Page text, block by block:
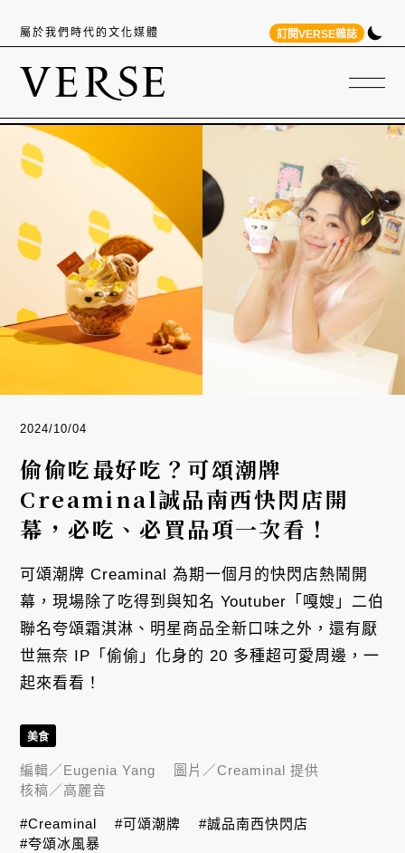
屬於我們時代的文化媒體 訂閱VERSE雜誌
2024/10/04
偷偷吃最好吃？可頌潮牌
Creaminal誠品南西快閃店開
幕，必吃、必買品項一次看！
可頌潮牌 Creaminal 為期一個月的快閃店熱鬧開
幕，現場除了吃得到與知名 Youtuber「嘎嫂」二伯
聯名夸頌霜淇淋、明星商品全新口味之外，還有厭
世無奈 IP「偷偷」化身的 20 多種超可愛周邊，一
起來看看！
美食
編輯／Eugenia Yang 圖片／Creaminal 提供
核稿／高麗音
#Creaminal #可頌潮牌
#誠品南西快閃店
#夸頌冰風暴